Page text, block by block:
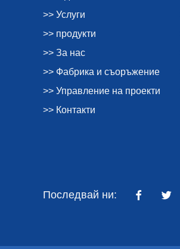
>> Услуги
>> продукти
>> За нас
>> Фабрика и съоръжение
>> Управление на проекти
>> Контакти
Последвай ни: